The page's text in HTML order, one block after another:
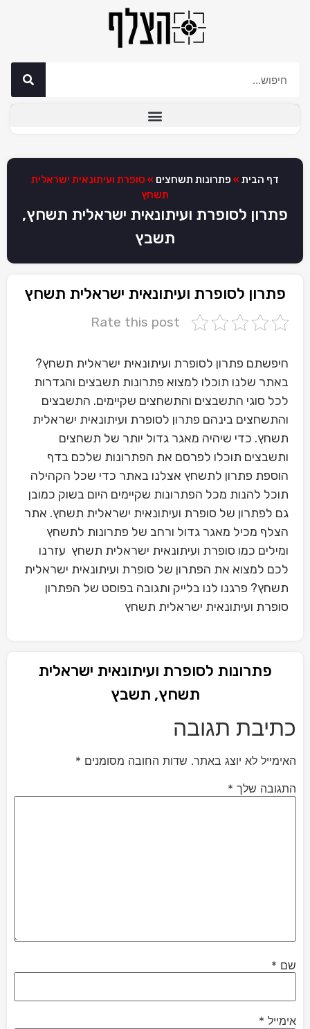
דף הבית » פתרונות תשחצים » סופרת ועיתונאית ישראלית
תשחץ
פתרון לסופרת ועיתונאית ישראלית תשחץ,
תשבץ
פתרון לסופרת ועיתונאית ישראלית תשחץ
Rate this post
חיפשתם פתרון לסופרת ועיתונאית ישראלית תשחץ?
באתר שלנו תוכלו למצוא פתרונות תשבצים והגדרות
לכל סוגי התשבצים והתשחצים שקיימים. התשבצים
והתשחצים בינהם פתרון לסופרת ועיתונאית ישראלית
תשחץ. כדי שיהיה מאגר גדול יותר של תשחצים
ותשבצים תוכלו לפרסם את הפתרונות שלכם בדף
הוספת פתרון לתשחץ אצלנו באתר כדי שכל הקהילה
תוכל להנות מכל הפתרונות שקיימים היום בשוק כמובן
גם לפתרון של סופרת ועיתונאית ישראלית תשחץ. אתר
הצלף מכיל מאגר גדול ורחב של פתרונות לתשחץ
ומילים כמו סופרת ועיתונאית ישראלית תשחץ עזרנו
לכם למצוא את הפתרון של סופרת ועיתונאית ישראלית
תשחץ? פרגנו לנו בלייק ותגובה בפוסט של הפתרון
סופרת ועיתונאית ישראלית תשחץ
פתרונות לסופרת ועיתונאית ישראלית
תשחץ, תשבץ
כתיבת תגובה
האימייל לא יוצג באתר. שדות החובה מסומנים *
התגובה שלך *
שם *
אימייל *